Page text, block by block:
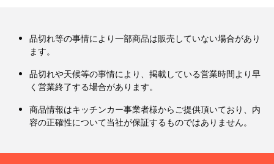
品切れ等の事情により一部商品は販売していない場合があり
ます。
品切れや天候等の事情により、掲載している営業時間より早
く営業終了する場合があります。
商品情報はキッチンカー事業者様からご提供頂いており、内
容の正確性について当社が保証するものではありません。